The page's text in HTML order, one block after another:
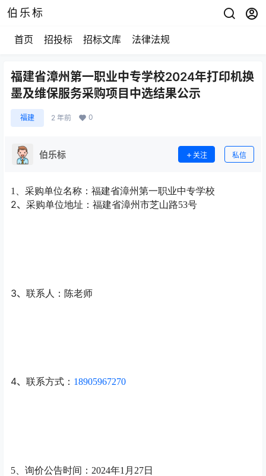
伯乐标
首页 招投标 招标文库 法律法规
福建省漳州第一职业中专学校2024年打印机换
墨及维保服务采购项目中选结果公示
福建 2 年前 0
伯乐标 关注 私信
1、采购单位名称： 福建省漳州第一职业中专学校
2、 采购单位地址： 福建省漳州市芝山路53号
3、 联系人： 陈老师
4、 联系方式： 18905967270
5 询价公告时间： 2024年1 月 27日